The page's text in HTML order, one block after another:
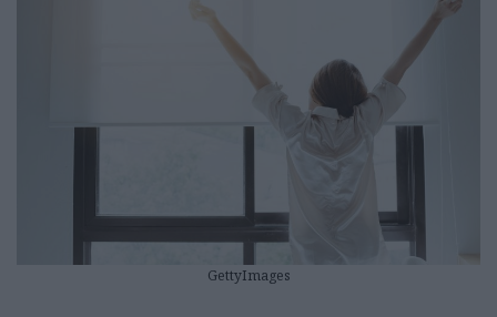
GettyImages